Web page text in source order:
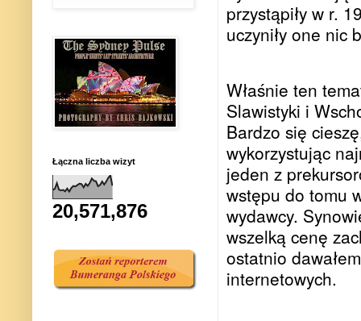
przystąpiły w r.
uczyniły one nic
Właśnie ten
Slawistyki i
Bardzo się
wykorzystując
jeden z
wstępu do tomu
wydawcy.
wszelką cenę
ostatnio
internetowych.
Łączna liczba wizyt
20,571,876